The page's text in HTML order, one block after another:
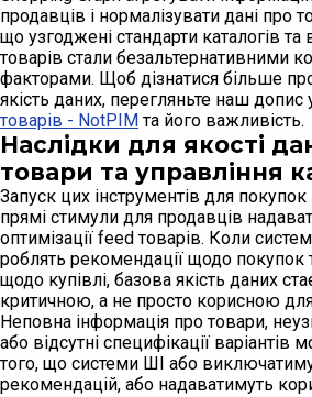
продавців і нормалізувати дані про
що узгоджені стандарти каталогів та
товарів стали безальтернативними
факторами. Щоб дізнатися більше
якість даних, перегляньте наш допис
товарів - NotPIM та його важливість.
Наслідки для якості
товари та управління
Запуск цих інструментів для
прямі стимули для продавців
оптимізації feed товарів. Коли
роблять рекомендації щодо покупок
щодо купівлі, базова якість даних
критичною, а не просто корисною
Неповна інформація про товари,
або відсутні специфікації
того, що системи ШІ або
рекомендацій, або надаватимуть